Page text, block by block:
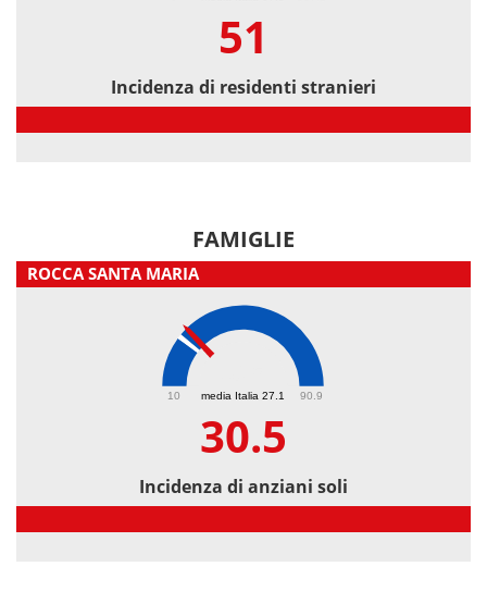
51
Incidenza di residenti stranieri
FAMIGLIE
ROCCA SANTA MARIA
media Italia 27.1
10 90.9
30.5
Incidenza di anziani soli